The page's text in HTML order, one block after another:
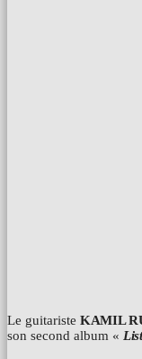
Le guitariste KAMIL
son second album «